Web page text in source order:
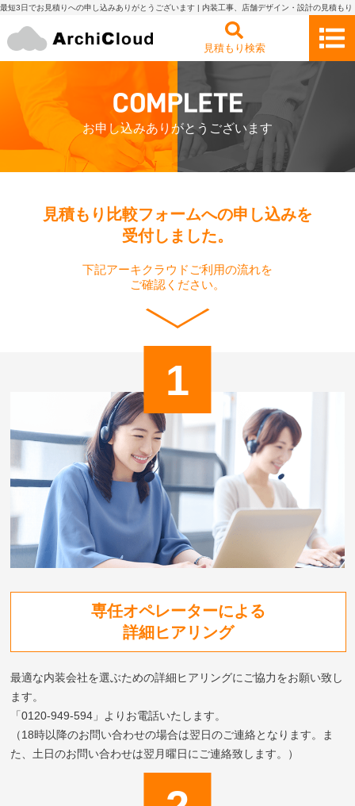
最短3日でお見積りへの申し込みありがとうございます | 内装工事、店舗デザイン・設計の見積もり
見積もり検索
お申し込みありがとうございます
見積もり比較フォームへの申し込みを
受付しました。
下記アーキクラウドご利用の流れを
ご確認ください。
専任オペレーターによる
詳細ヒアリング
最適な内装会社を選ぶための詳細ヒアリングにご協力をお願い致し
ます。
「0120-949-594」よりお電話いたします。
（18時以降のお問い合わせの場合は翌日のご連絡となります。ま
た、土日のお問い合わせは翌月曜日にご連絡致します。）